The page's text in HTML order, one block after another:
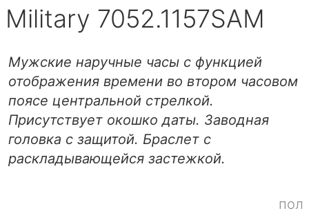
Military 7052.1157SAM
Мужские наручные часы с функцией
отображения времени во втором часовом
поясе центральной стрелкой.
Присутствует окошко даты. Заводная
головка с защитой. Браслет с
раскладывающейся застежкой.
пол